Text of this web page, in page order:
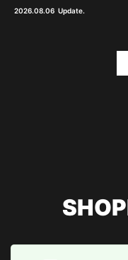
2026.08.06 Update.